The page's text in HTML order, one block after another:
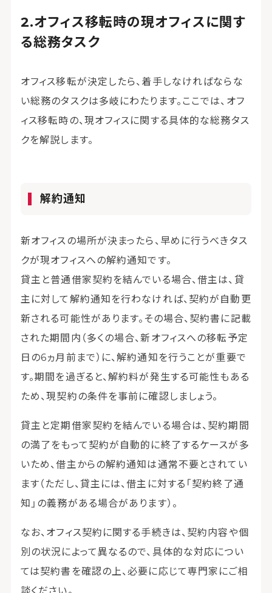
オフィス移転時の現オフィスに関す
る総務タスク
オフィス移転が決定したら、着手しなければならな
い総務のタスクは多岐にわたります。ここでは、オフ
ィス移転時の、現オフィスに関する具体的な総務タス
クを解説します。
解約通知
新オフィスの場所が決まったら、早めに行うべきタス
クが現オフィスへの解約通知です。
貸主と普通借家契約を結んでいる場合、借主は、貸
主に対して解約通知を行わなければ、契約が自動更
新される可能性があります。その場合、契約書に記載
された期間内（多くの場合、新オフィスへの移転予定
日の6ヵ月前まで）に、解約通知を行うことが重要で
す。期間を過ぎると、解約料が発生する可能性もある
ため、現契約の条件を事前に確認しましょう。
貸主と定期借家契約を結んでいる場合は、契約期間
の満了をもって契約が自動的に終了するケースが多
いため、借主からの解約通知は通常不要とされてい
ます（ただし、貸主には、借主に対する「契約終了通
知」の義務がある場合があります）。
なお、オフィス契約に関する手続きは、契約内容や個
別の状況によって異なるので、具体的な対応につい
ては契約書を確認の上、必要に応じて専門家にご相